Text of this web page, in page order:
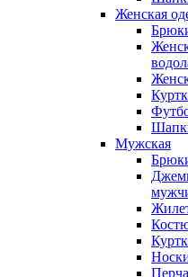
Женская
Мужская